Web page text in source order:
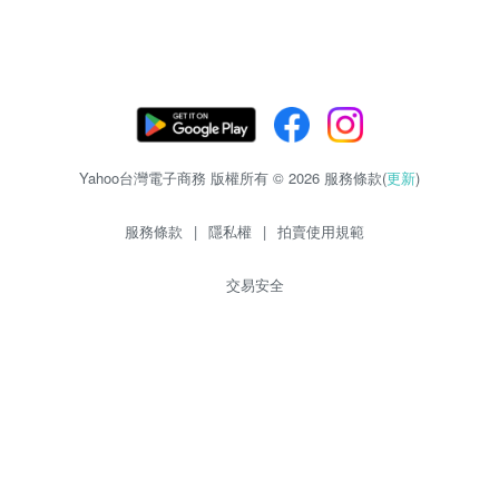
Yahoo台灣電子商務 版權所有 © 2026 服務條款(更新)
服務條款 | 隱私權 | 拍賣使用規範
交易安全